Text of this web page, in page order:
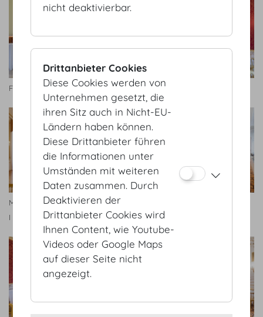
Foyer Schatzkammersaal Künstlerzimmer
Maria Theresien Appartement
I
nicht deaktivierbar.
Drittanbieter Cookies
Diese Cookies werden von
Unternehmen gesetzt, die
ihren Sitz auch in Nicht-EU-
Ländern haben können.
Diese Drittanbieter führen
die Informationen unter
Umständen mit weiteren
Daten zusammen. Durch
Deaktivieren der
Drittanbieter Cookies wird
Ihnen Content, wie Youtube-
Videos oder Google Maps
auf dieser Seite nicht
angezeigt.